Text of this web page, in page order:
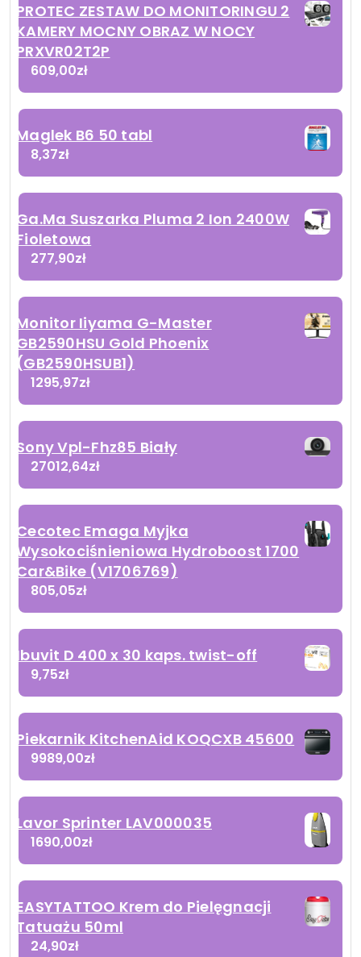
PROTEC ZESTAW DO MONITORINGU 2
KAMERY MOCNY OBRAZ W NOCY
PRXVR02T2P
609,00zł
Maglek B6 50 tabl
8,37zł
Ga.Ma Suszarka Pluma 2 Ion 2400W
Fioletowa
277,90zł
Monitor Iiyama G-Master
GB2590HSU Gold Phoenix
(GB2590HSUB1)
1295,97zł
Sony Vpl-Fhz85 Biały
27012,64zł
Cecotec Emaga Myjka
Wysokociśnieniowa Hydroboost 1700
Car&Bike (V1706769)
805,05zł
Ibuvit D 400 x 30 kaps. twist-off
9,75zł
Piekarnik KitchenAid KOQCXB 45600
9989,00zł
Lavor Sprinter LAV000035
1690,00zł
EASYTATTOO Krem do Pielęgnacji
Tatuażu 50ml
24,90zł